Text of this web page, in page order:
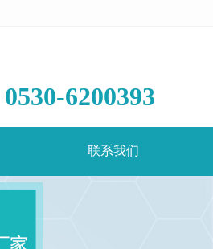
6200393
联系我们